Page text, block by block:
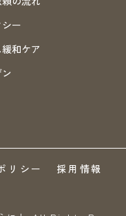
ー
和ケア
リシー 採用情報